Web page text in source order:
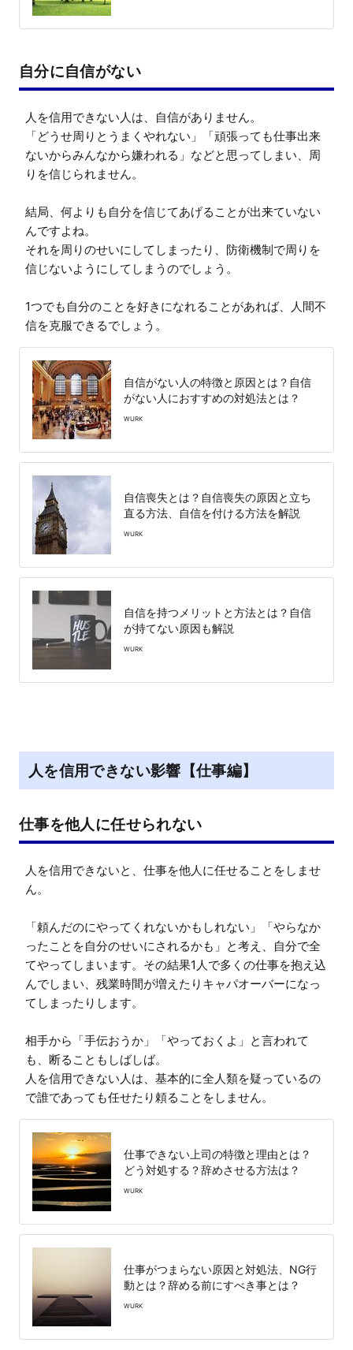
自分に自信がない
人を信用できない人は、自信がありません。
「どうせ周りとうまくやれない」「頑張っても仕事出来
ないからみんなから嫌われる」などと思ってしまい、周
りを信じられません。
結局、何よりも自分を信じてあげることが出来ていない
んですよね。
それを周りのせいにしてしまったり、防衛機制で周りを
信じないようにしてしまうのでしょう。
1つでも自分のことを好きになれることがあれば、人間不
信を克服できるでしょう。
自信がない人の特徴と原因とは？自信
がない人におすすめの対処法とは？
WURK
自信喪失とは？自信喪失の原因と立ち
直る方法、自信を付ける方法を解説
WURK
自信を持つメリットと方法とは？自信
が持てない原因も解説
WURK
人を信用できない影響【仕事編】
仕事を他人に任せられない
人を信用できないと、仕事を他人に任せることをしませ
ん。
「頼んだのにやってくれないかもしれない」「やらなか
ったことを自分のせいにされるかも」と考え、自分で全
てやってしまいます。その結果1人で多くの仕事を抱え込
んでしまい、残業時間が増えたりキャパオーバーになっ
てしまったりします。
相手から「手伝おうか」「やっておくよ」と言われて
も、断ることもしばしば。
人を信用できない人は、基本的に全人類を疑っているの
で誰であっても任せたり頼ることをしません。
仕事できない上司の特徴と理由とは？
どう対処する？辞めさせる方法は？
WURK
仕事がつまらない原因と対処法、NG行
動とは？辞める前にすべき事とは？
WURK